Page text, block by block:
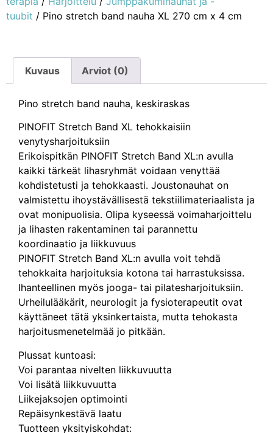
tuubit / Pino stretch band nauha XL 270 cm x 4 cm
Kuvaus Arviot (0)
Pino stretch band nauha, keskiraskas
PINOFIT Stretch Band XL tehokkaisiin
venytysharjoituksiin
Erikoispitkän PINOFIT Stretch Band XL:n avulla
kaikki tärkeät lihasryhmät voidaan venyttää
kohdistetusti ja tehokkaasti. Joustonauhat on
valmistettu ihoystävällisestä tekstiilimateriaalista ja
ovat monipuolisia. Olipa kyseessä voimaharjoittelu
ja lihasten rakentaminen tai parannettu
koordinaatio ja liikkuvuus
PINOFIT Stretch Band XL:n avulla voit tehdä
tehokkaita harjoituksia kotona tai harrastuksissa.
Ihanteellinen myös jooga- tai pilatesharjoituksiin.
Urheilulääkärit, neurologit ja fysioterapeutit ovat
käyttäneet tätä yksinkertaista, mutta tehokasta
harjoitusmenetelmää jo pitkään.
Plussat kuntoasi:
Voi parantaa nivelten liikkuvuutta
Voi lisätä liikkuvuutta
Liikejaksojen optimointi
Repäisynkestävä laatu
Tuotteen yksityiskohdat: